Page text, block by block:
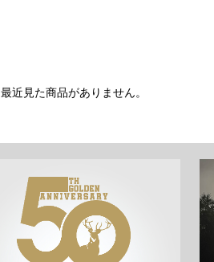
最近見た商品がありません。